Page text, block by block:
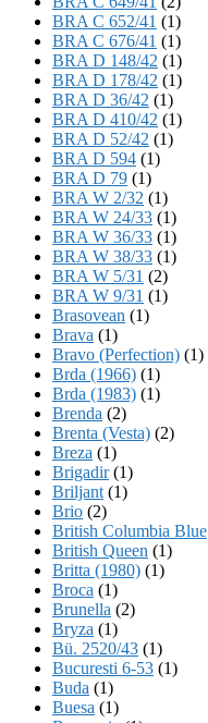
BRA C 652/41 (1)
BRA C 676/41 (1)
BRA D 148/42 (1)
BRA D 178/42 (1)
BRA D 36/42 (1)
BRA D 410/42 (1)
BRA D 52/42 (1)
BRA D 594 (1)
BRA D 79 (1)
BRA W 2/32 (1)
BRA W 24/33 (1)
BRA W 36/33 (1)
BRA W 38/33 (1)
BRA W 5/31 (2)
BRA W 9/31 (1)
Brasovean (1)
Brava (1)
Bravo (Perfection) (1)
Brda (1966) (1)
Brda (1983) (1)
Brenda (2)
Brenta (Vesta) (2)
Breza (1)
Brigadir(1)
Briljant (1)
Brio (2)
British Columbia Blue
British Queen (1)
Britta (1980) (1)
Broca (1)
Brunella (2)
Bryza (1)
Bü. 2520/43 (1)
Bucuresti 6-53 (1)
Buda (1)
Buesa (1)